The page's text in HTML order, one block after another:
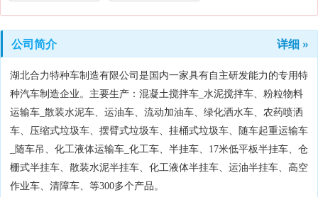
公司简介 详细 »
湖北合力特种车制造有限公司是国内一家具有自主研发能力的专用特
种汽车制造企业。主要生产：混凝土搅拌车_水泥搅拌车、粉粒物料
运输车_散装水泥车、运油车、流动加油车、绿化洒水车、农药喷洒
车、压缩式垃圾车、摆臂式垃圾车、挂桶式垃圾车、随车起重运输车
_随车吊、化工液体运输车_化工车、半挂车、17米低平板半挂车、仓
栅式半挂车、散装水泥半挂车、化工液体半挂车、运油半挂车、高空
作业车、清障车、等300多个产品。